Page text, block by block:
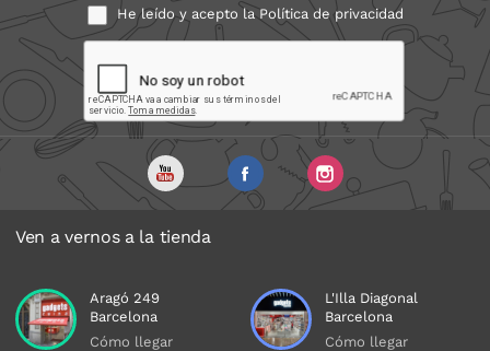
He leído y acepto laPolítica de privacidad
Ven a vernos a la tienda
Aragó 249
Barcelona
Cómo llegar
L'Illa Diagonal
Barcelona
Cómo llegar